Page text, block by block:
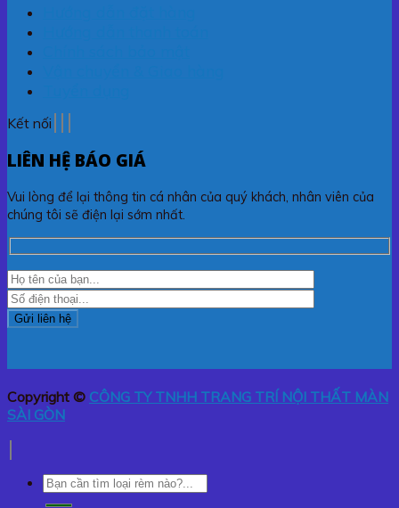
Kết nối
LIÊN HỆ BÁO GIÁ
Vui lòng để lại thông tin cá nhân của quý khách, nhân viên của
chúng tôi sẽ điện lại sớm nhất.
Copyright © CÔNG TY TNHH TRANG TRÍ NỘI THẤT MÀN
SÀI GÒN
Tìm
kiếm: